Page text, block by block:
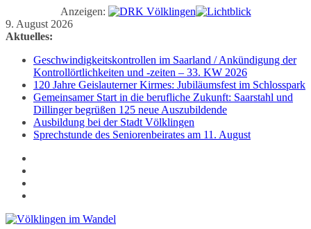
Anzeigen:
Zum
Inhalt
9. August 2026
Aktuelles:
Geschwindigkeitskontrollen im Saarland / Ankündigung der
Kontrollörtlichkeiten und -zeiten – 33. KW 2026
120 Jahre Geislauterner Kirmes: Jubiläumsfest im Schlosspark
Gemeinsamer Start in die berufliche Zukunft: Saarstahl und
Dillinger begrüßen 125 neue Auszubildende
Ausbildung bei der Stadt Völklingen
Sprechstunde des Seniorenbeirates am 11. August